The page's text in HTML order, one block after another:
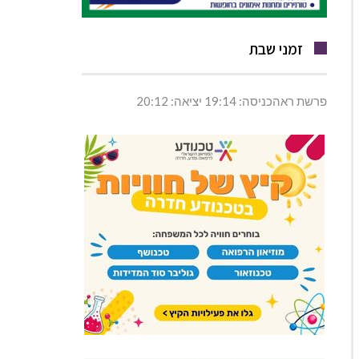
זמני שבת
פרשת ראהכניסה: 19:14 יציאה: 20:12